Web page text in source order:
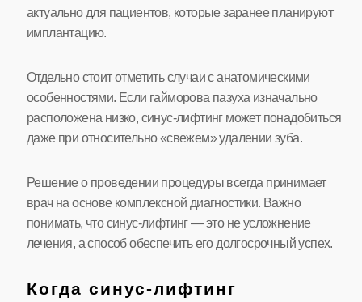
актуально для пациентов, которые заранее планируют
имплантацию.
Отдельно стоит отметить случаи с анатомическими
особенностями. Если гайморова пазуха изначально
расположена низко, синус-лифтинг может понадобиться
даже при относительно «свежем» удалении зуба.
Решение о проведении процедуры всегда принимает
врач на основе комплексной диагностики. Важно
понимать, что синус-лифтинг — это не усложнение
лечения, а способ обеспечить его долгосрочный успех.
Когда синус-лифтинг